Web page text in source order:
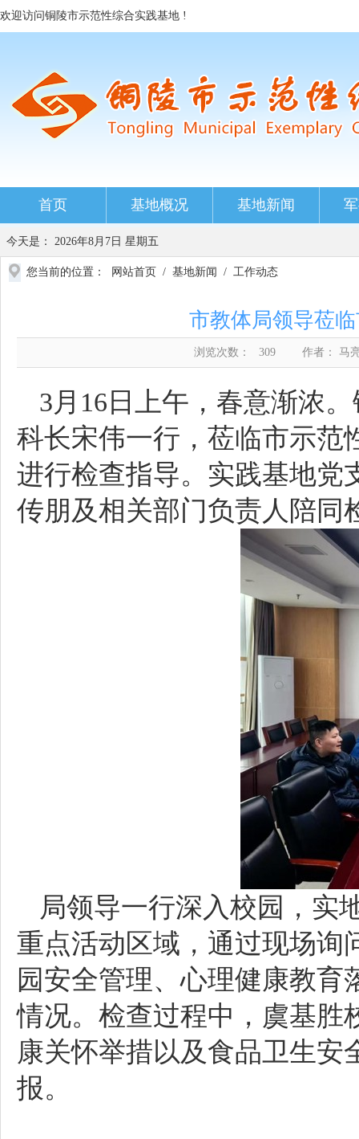
欢迎访问铜陵市示范性综合实践基地 !
首页 基地概况 基地新闻
今天是： 2026年8月7日 星期五
您当前的位置： 网站首页 / 基地新闻 / 工作动态
市教体局领导莅
浏览次数： 309 作者： 马
3月16日上午，春意渐浓
科长宋伟一行，莅临市示范
进行检查指导。实践基地党
传朋及相关部门负责人陪同
局领导一行深入校园，实
重点活动区域，通过现场询
园安全管理、心理健康教
情况。检查过程中，虞基胜
康关怀举措以及食品卫生
报。